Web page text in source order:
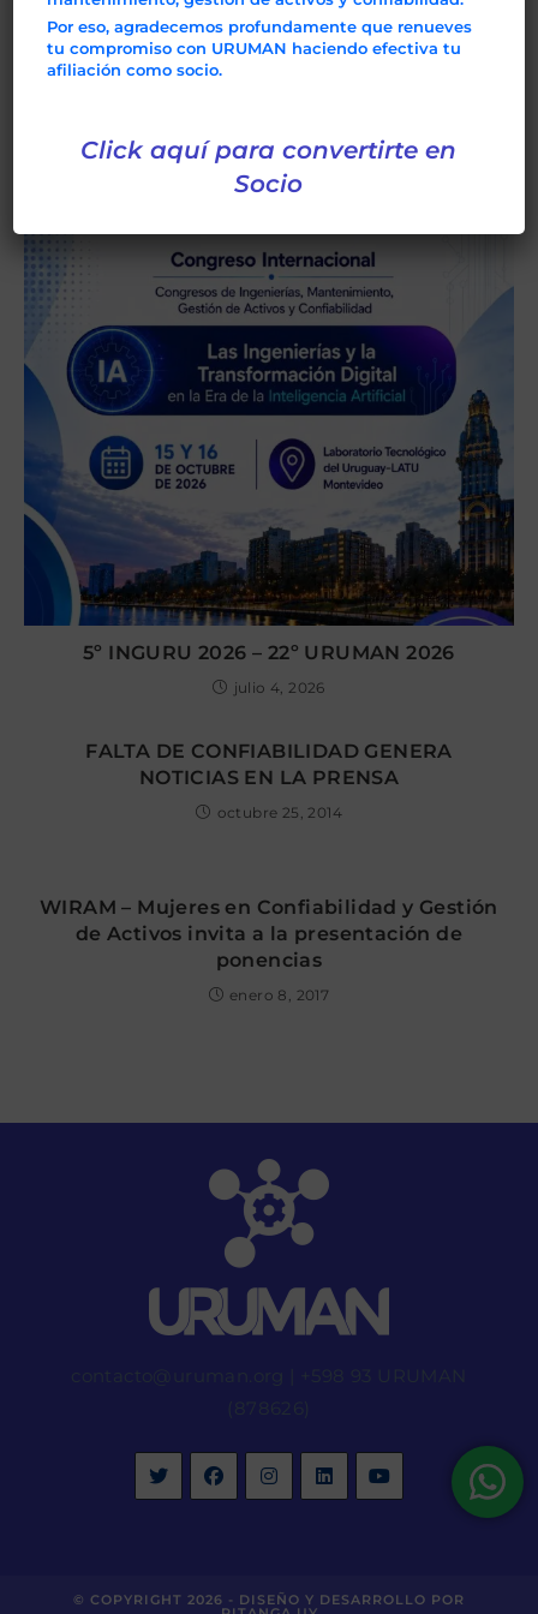
5º INGURU 2026 – 22º URUMAN 2026
julio 4, 2026
FALTA DE CONFIABILIDAD GENERA
NOTICIAS EN LA PRENSA
octubre 25, 2014
WIRAM – Mujeres en Confiabilidad y Gestión
de Activos invita a la presentación de
ponencias
enero 8, 2017
© COPYRIGHT 2026 - DISEÑO Y DESARROLLO POR
Por eso, agradecemos profundamente que renueves
tu compromiso con URUMAN haciendo efectiva tu
afiliación como socio.
Click aquí para convertirte en
Socio